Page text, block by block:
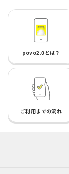
povo2.0とは？
ご利用までの流れ